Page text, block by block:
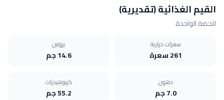
القيم الغذائية (تقديرية)
للحصة الواحدة
سعرات حرارية
261 سعرة
بروتين
14.6 جم
دهون
7.0 جم
كربوهيدرات
55.2 جم